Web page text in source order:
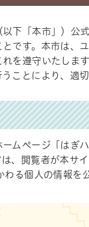
下「本市」）公
です。本市は、
を遵守いたしま
ことにより、適
ムページ「はぎ
、閲覧者が本サ
わる個人の情報